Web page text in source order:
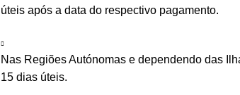
úteis após a data do respectivo pagamento.
Nas Regiões Autónomas e dependendo das
15 dias úteis.